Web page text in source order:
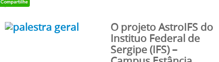
O projeto AstroIFS do
Instituo Federal de
Sergipe (IFS) –